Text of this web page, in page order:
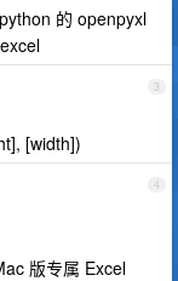
的 openpyxl
3
[width])
4
版专属 Excel